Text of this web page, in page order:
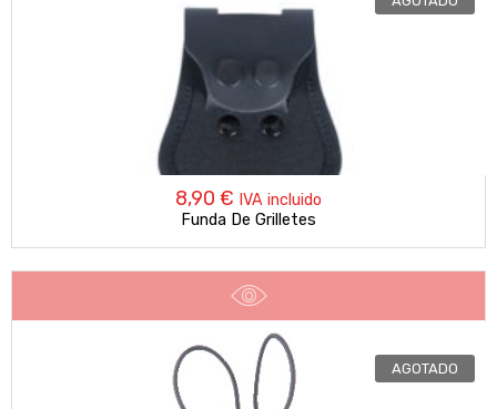
8,90 € IVA incluido
Funda De Grilletes
AGOTADO